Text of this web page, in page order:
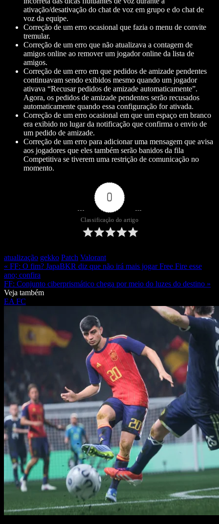
ativação/desativação do chat de voz em grupo e do chat de
voz da equipe.
Correção de um erro ocasional que fazia o menu de convite
tremular.
Correção de um erro que não atualizava a contagem de
amigos online ao remover um jogador online da lista de
amigos.
Correção de um erro em que pedidos de amizade pendentes
continuavam sendo exibidos mesmo quando um jogador
ativava “Recusar pedidos de amizade automaticamente”.
Agora, os pedidos de amizade pendentes serão recusados
automaticamente quando essa configuração for ativada.
Correção de um erro ocasional em que um espaço em branco
era exibido no lugar da notificação que confirma o envio de
um pedido de amizade.
Correção de um erro para adicionar uma mensagem que avisa
aos jogadores que eles também serão banidos da fila
Competitiva se tiverem uma restrição de comunicação no
momento.
0
Classificação do artigo
atualização gekko Patch Valorant
« FF: O fim? JapaBKR diz que não irá mais jogar Free Fire esse
ano; confira
FF: Conjunto ciberprismático chega por meio do luzes do destino »
Veja também
EA FC